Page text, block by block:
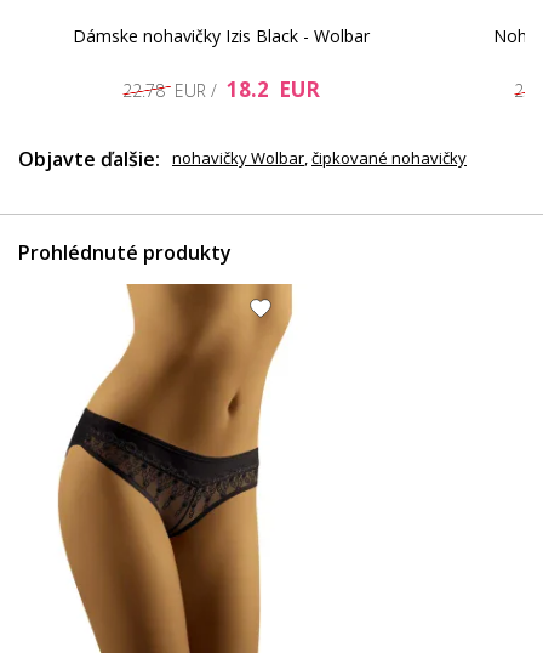
Dámske nohavičky Izis Black - Wolbar
22.78 EUR /18.2 EUR
Objavte ďalšie: nohavičky Wolbar,čipkované nohavičky
Prohlédnuté produkty